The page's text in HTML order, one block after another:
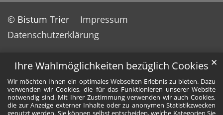
Ihre Wahlmöglichkeiten bezüglich Cookies
Wir möchten Ihnen ein optimales Webseiten-Erlebnis zu bieten. Dazu
verwenden wir Cookies, die für das Funktionieren unserer Website
notwendig sind. Mit Ihrer Zustimmung verwenden wir auch Cookies,
die zur Anzeige externer Inhalte oder zu anonymen Statistikzwecken
genutzt werden. Sie können selbst entscheiden, welche Kategorien Sie
✕
© Bistum Trier
Impressum
Datenschutzerklärung